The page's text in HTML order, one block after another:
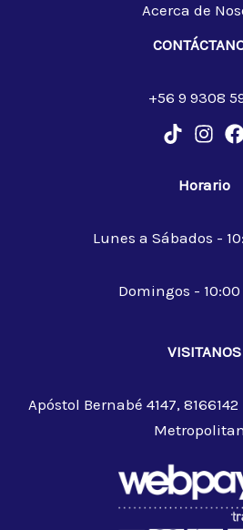
Acerca de
+56 9 9308
Horario
Lunes a Sábados -
Domingos - 10:00
VISITANOS
Apóstol Bernabé 4147,